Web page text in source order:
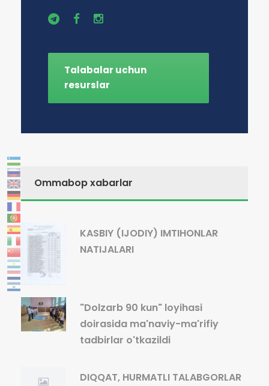
Talabalar uchun
resurslar
Ommabop xabarlar
KASBIY (IJODIY) IMTIHONLAR
NATIJALARI
"Dolzarb 90 kun" loyihasi
doirasida ma'naviy-ma'rifiy
tadbirlar o'tkazildi
DIQQAT, HURMATLI TALABGORLAR